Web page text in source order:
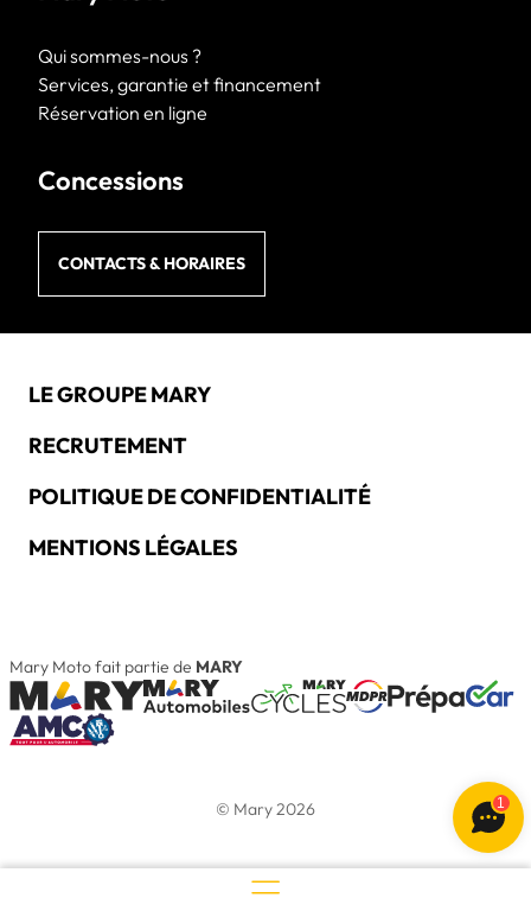
Qui sommes-nous ?
Services, garantie et financement
Réservation en ligne
Concessions
CONTACTS & HORAIRES
LE GROUPE MARY
RECRUTEMENT
POLITIQUE DE CONFIDENTIALITÉ
MENTIONS LÉGALES
Mary Moto fait partie de MARY
© Mary 2026 1